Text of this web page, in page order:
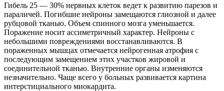
Гибель 25 — 30% нервных клеток ведет к развитию парезов и
параличей. Погибшие нейроны замещаются глиозной и далее
рубцовой тканью. Объем спинного мозга уменьшается.
Поражение носит ассиметричный характер. Нейроны с
небольшими повреждениями восстанавливаются. В
пораженных мышцах отмечается нейрогенная атрофия с
последующим замещением этих участков жировой и
соединительной тканью. Внутренние органы изменяются
незначительно. Чаще всего у больных развивается картина
интерстициального миокардита.